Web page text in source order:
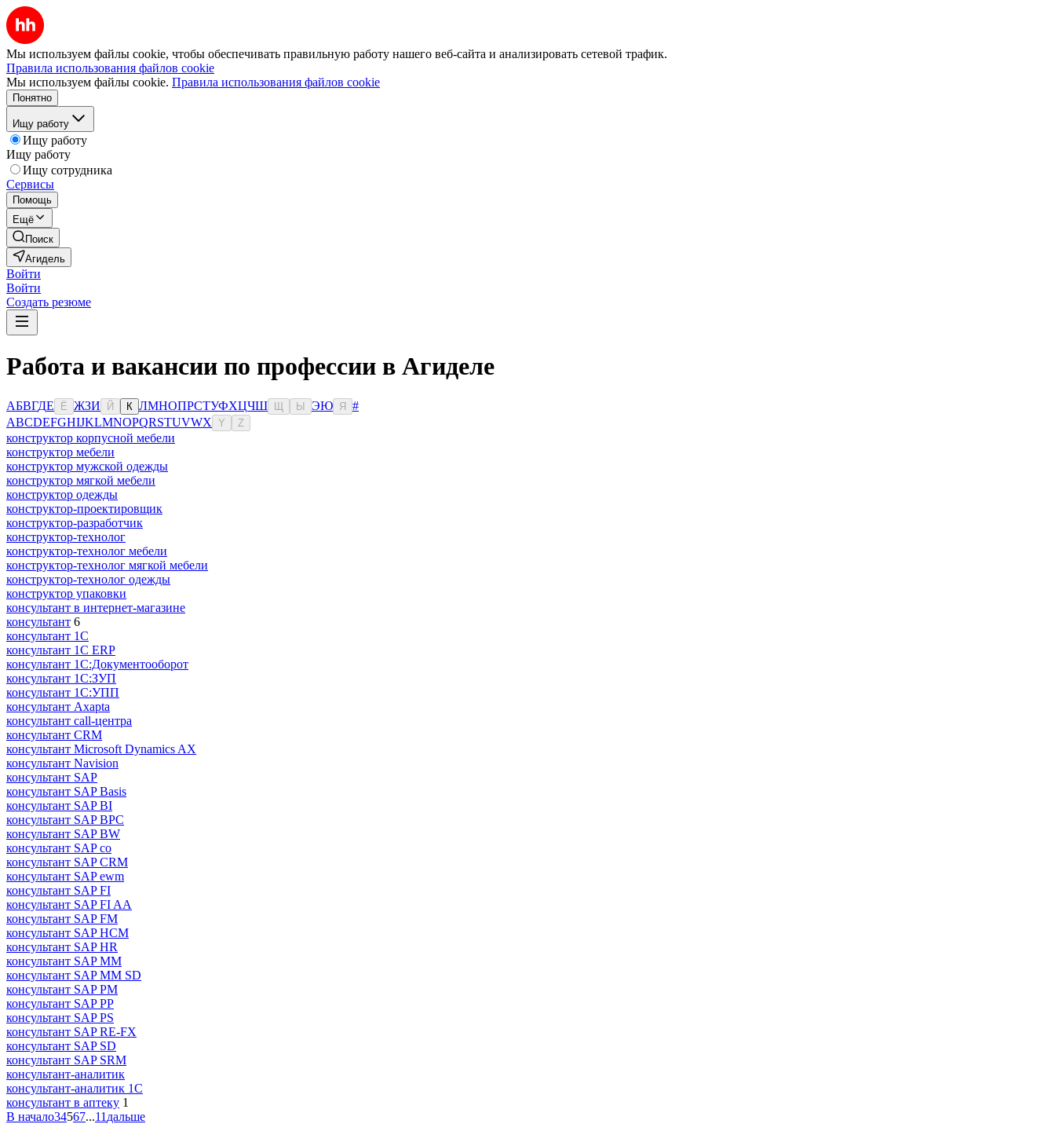
Мы используем файлы cookie, чтобы обеспечивать правильную работу нашего веб-сайта и анализировать сетевой трафик.
Правила использования файлов cookie
Мы используем файлы cookie. Правила использования файлов cookie
Понятно
Ищу работу
Ищу работу
Ищу работу
Ищу сотрудника
Сервисы
Помощь
Ещё
Поиск
Агидель
Войти
Войти
Создать резюме
Работа и вакансии по профессии в Агиделе
АБВГДЕ Ё ЖЗИ Й К ЛМНОПРСТУФХЦЧШ Ы ЭЮ Я
#
ABCDEFGHIJKLMNOPQRSTUVWX Y Z
конструктор корпусной мебели
конструктор мебели
конструктор мужской одежды
конструктор мягкой мебели
конструктор одежды
конструктор-проектировщик
конструктор-разработчик
конструктор-технолог
конструктор-технолог мебели
конструктор-технолог мягкой мебели
конструктор-технолог одежды
конструктор упаковки
консультaнт в интернет-мaгазине
консультант 6
консультант 1С
консультант 1С ERP
консультант 1С:Документооборот
консультант 1С:ЗУП
консультант 1С:УПП
консультант Axapta
консультант call-центра
консультант CRM
консультант Microsoft Dynamics AX
консультант Navision
консультант SAP
консультант SAP Basis
консультант SAP BI
консультант SAP BPC
консультант SAP BW
консультант SAP co
консультант SAP CRM
консультант SAP ewm
консультант SAP FI
консультант SAP FI AA
консультант SAP FM
консультант SAP HCM
консультант SAP HR
консультант SAP MM
консультант SAP MM SD
консультант SAP PM
консультант SAP PP
консультант SAP PS
консультант SAP RE-FX
консультант SAP SD
консультант SAP SRM
консультант-аналитик
консультант-аналитик 1С
консультант в аптеку 1
В начало34567...11 дальше